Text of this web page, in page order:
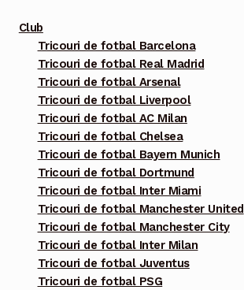
Club
Tricouri de fotbal Barcelona
Tricouri de fotbal Real Madrid
Tricouri de fotbal Arsenal
Tricouri de fotbal Liverpool
Tricouri de fotbal AC Milan
Tricouri de fotbal Chelsea
Tricouri de fotbal Bayern Munich
Tricouri de fotbal Dortmund
Tricouri de fotbal Inter Miami
Tricouri de fotbal Manchester United
Tricouri de fotbal Manchester City
Tricouri de fotbal Inter Milan
Tricouri de fotbal Juventus
Tricouri de fotbal PSG